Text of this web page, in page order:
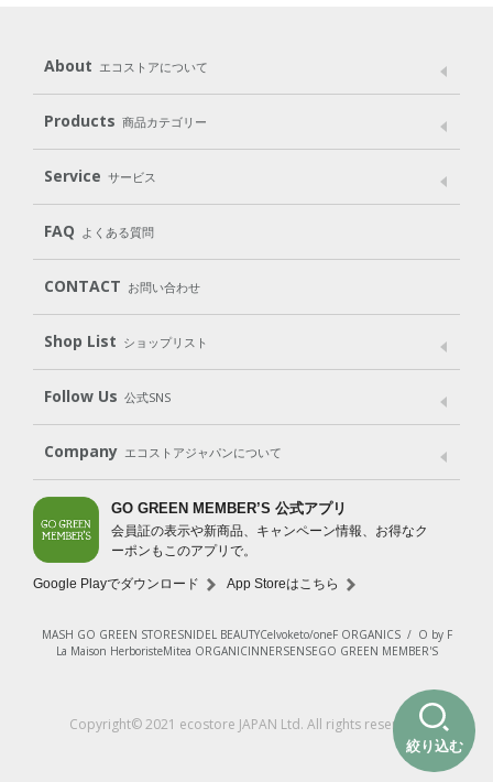
絞り込む
About エコストアについて
メッセージ ブランドストーリー
パッケージへのこだわり
動物実験をしない
Products 商品カテゴリー
Laundry
Cleaning Baby Kids
Body（ボディ） Hair（ヘア） Oral care（オーラルケア）
Goods （グッズ）
Gift set
Service サービス
User Guide
Subscription（定期便）
FAQ よくある質問
CONTACT お問い合わせ
Shop List ショップリスト
Shop List
Follow Us 公式SNS
LINE＠ Instagram Facebook
Company エコストアジャパンについて
会社案内 ご利用規約
プライバシーポリシー
特定商取引法に基づく表示
免責事項
法人会員サービス
New Zealand Site
GO GREEN MEMBER’S 公式アプリ
会員証の表示や新商品、キャンペーン情報、お得なク
ーポンもこのアプリで。
Google Playでダウンロード App Storeはこちら
MASH GO GREEN STORESNIDEL BEAUTYCelvoketo/oneF ORGANICS/ O by F
La Maison HerboristeMitea ORGANICINNERSENSEGO GREEN MEMBER'S
Copyright© 2021 ecostore JAPAN Ltd. All rights reserved.